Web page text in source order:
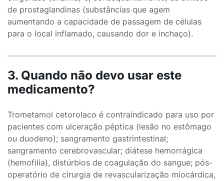
de prostaglandinas (substâncias que agem
aumentando a capacidade de passagem de células
para o local inflamado, causando dor e inchaço).
3. Quando não devo usar este
medicamento?
Trometamol cetorolaco é contraindicado para uso por
pacientes com ulceração péptica (lesão no estômago
ou duodeno); sangramento gastrintestinal;
sangramento cerebrovascular; diátese hemorrágica
(hemofilia), distúrbios de coagulação do sangue; pós-
operatório de cirurgia de revascularização miocárdica,